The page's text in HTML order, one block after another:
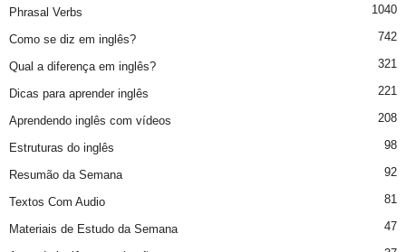
Phrasal Verbs 1040
Como se diz em inglês? 742
Qual a diferença em inglês? 321
Dicas para aprender inglês 221
Aprendendo inglês com vídeos 208
Estruturas do inglês 98
Resumão da Semana 92
Textos Com Audio 81
Materiais de Estudo da Semana 47